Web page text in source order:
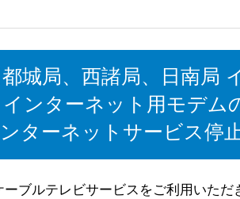
城局、西諸局、日南局
ンターネット用モデム
ンターネットサービス停
ブルテレビサービスをご利用いただ